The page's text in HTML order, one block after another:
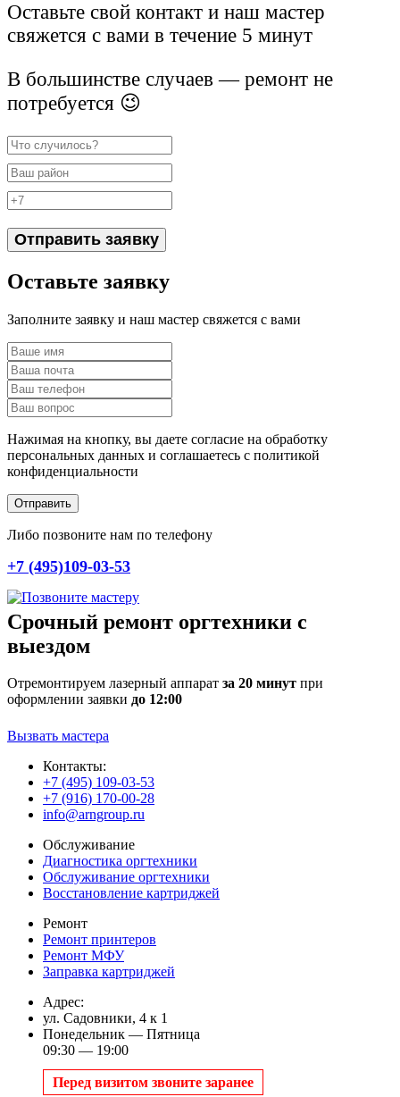
Оставьте свой контакт и наш мастер
свяжется с вами в течение 5 минут
В большинстве случаев — ремонт не
потребуется 😉
Отправить заявку
Оставьте заявку
Заполните заявку и наш мастер свяжется с вами
Нажимая на кнопку, вы даете согласие на обработку
персональных данных и соглашаетесь c политикой
конфиденциальности
Отправить
Либо позвоните нам по телефону
+7 (495)109-03-53
Срочный ремонт оргтехники с
выездом
Отремонтируем лазерный аппарат за 20 минут при
оформлении заявки до 12:00
Вызвать мастера
Контакты:
+7 (495) 109-03-53
+7 (916) 170-00-28
info@arngroup.ru
Обслуживание
Диагностика оргтехники
Обслуживание оргтехники
Восстановление картриджей
Ремонт
Ремонт принтеров
Ремонт МФУ
Заправка картриджей
Адрес:
ул. Садовники, 4 к 1
Понедельник — Пятница
09:30 — 19:00
Перед визитом звоните заранее